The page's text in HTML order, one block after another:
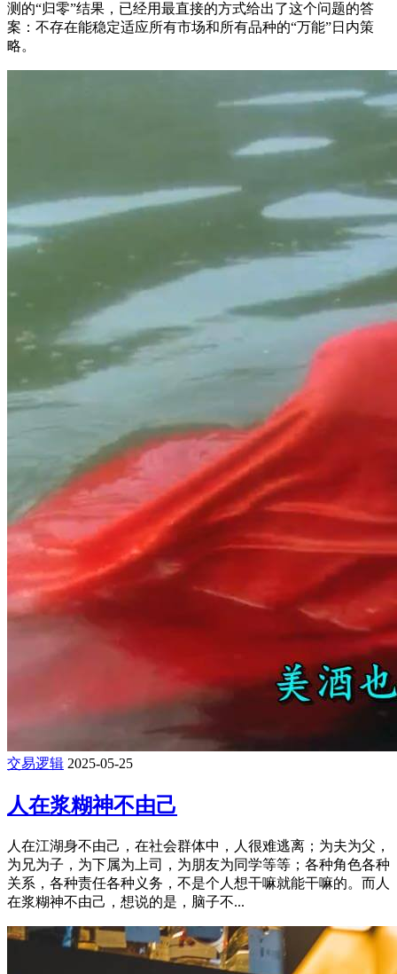
测的“归零”结果，已经用最直接的方式给出了这个问题的答
案：不存在能稳定适应所有市场和所有品种的“万能”日内策
略。
交易逻辑 2025-05-25
人在浆糊神不由己
人在江湖身不由己，在社会群体中，人很难逃离；为夫为父，
为兄为子，为下属为上司，为朋友为同学等等；各种角色各种
关系，各种责任各种义务，不是个人想干嘛就能干嘛的。而人
在浆糊神不由己，想说的是，脑子不...